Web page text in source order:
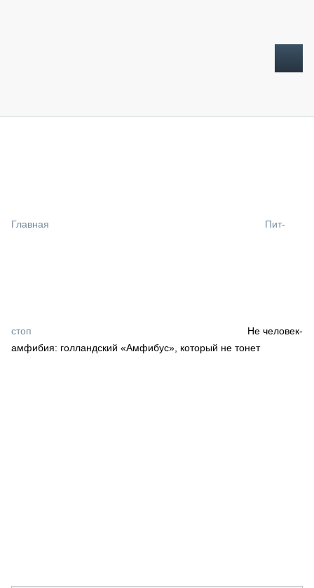
СПЕЦПРОЕКТЫ
Главная Пит-
стоп
Не человек-
амфибия: голландский «Амфибус», который не тонет